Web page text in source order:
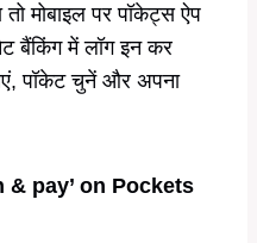
मोबाइल पर पॉकेट्स ऐप
बैंकिंग में लॉग इन कर
पॉकेट चुनें और अपना
& pay’ on Pockets